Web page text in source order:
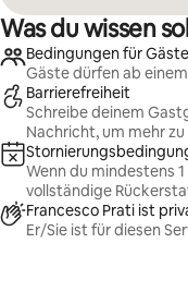
Was du wissen
Bedingungen für Gäste
Gäste dürfen ab
Barrierefreiheit
Schreibe deinem
Nachricht, um mehr
Wenn du mindestens
vollständige
Francesco Prati ist
Er/Sie ist für diesen